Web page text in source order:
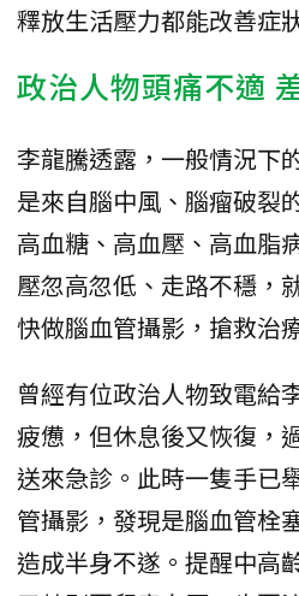
釋放生活壓力都能改善症
政治人物頭痛不適
李龍騰透露，一般情況下
是來自腦中風、腦瘤破裂
高血糖、高血壓、高血脂
壓忽高忽低、走路不穩，
快做腦血管攝影，搶救治
曾經有位政治人物致電給
疲憊，但休息後又恢復，
送來急診。此時一隻手已
管攝影，發現是腦血管栓
造成半身不遂。提醒中高